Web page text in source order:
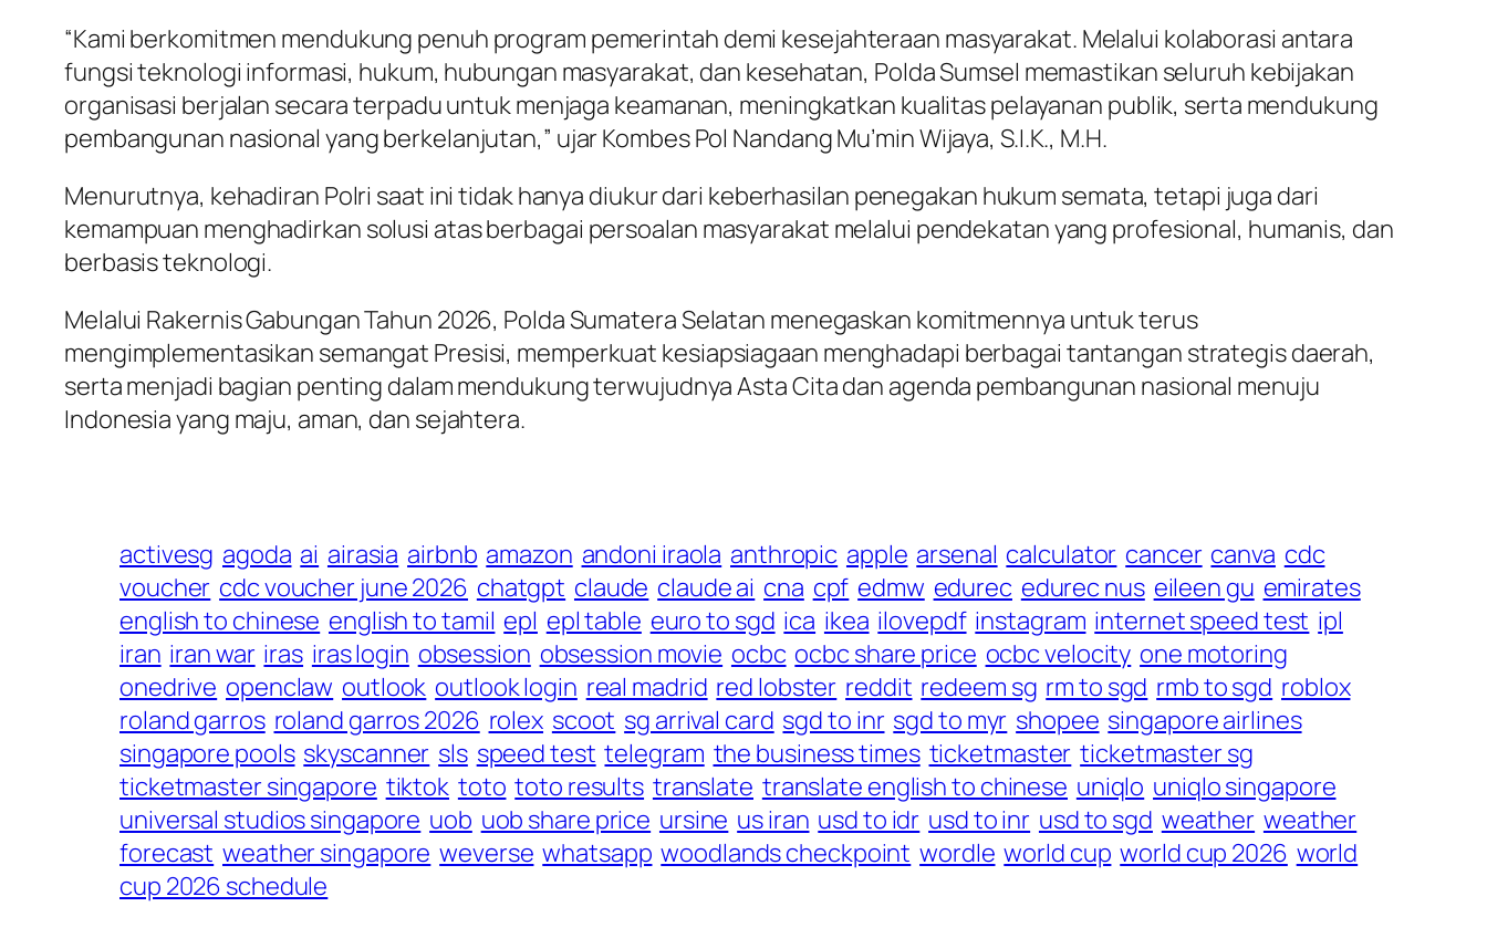
“Kami berkomitmen mendukung penuh program pemerintah demi kesejahteraan masyarakat. Melalui kolaborasi antara
fungsi teknologi informasi, hukum, hubungan masyarakat, dan kesehatan, Polda Sumsel memastikan seluruh kebijakan
organisasi berjalan secara terpadu untuk menjaga keamanan, meningkatkan kualitas pelayanan publik, serta mendukung
pembangunan nasional yang berkelanjutan,” ujar Kombes Pol Nandang Mu’min Wijaya, S.I.K., M.H.
Menurutnya, kehadiran Polri saat ini tidak hanya diukur dari keberhasilan penegakan hukum semata, tetapi juga dari
kemampuan menghadirkan solusi atas berbagai persoalan masyarakat melalui pendekatan yang profesional, humanis, dan
berbasis teknologi.
Melalui Rakernis Gabungan Tahun 2026, Polda Sumatera Selatan menegaskan komitmennya untuk terus
mengimplementasikan semangat Presisi, memperkuat kesiapsiagaan menghadapi berbagai tantangan strategis daerah,
serta menjadi bagian penting dalam mendukung terwujudnya Asta Cita dan agenda pembangunan nasional menuju
Indonesia yang maju, aman, dan sejahtera.
activesg agoda ai airasia airbnb amazon andoni iraola anthropic apple arsenal calculator cancer canva cdc
voucher cdc voucher june 2026 chatgpt claude claude ai cna cpf edmw edurec edurec nus eileen gu emirates
english to chinese english to tamil epl epl table euro to sgd ica ikea ilovepdf instagram internet speed test ipl
iran iran war iras iras login obsession obsession movie ocbc ocbc share price ocbc velocity one motoring
onedrive openclaw outlook outlook login real madrid red lobster reddit redeem sg rm to sgd rmb to sgd roblox
roland garros roland garros 2026 rolex scoot sg arrival card sgd to inr sgd to myr shopee singapore airlines
singapore pools skyscanner sls speed test telegram the business times ticketmaster ticketmaster sg
ticketmaster singapore tiktok toto toto results translate translate english to chinese uniqlo uniqlo singapore
universal studios singapore uob uob share price ursine us iran usd to idr usd to inr usd to sgd weather weather
forecast weather singapore weverse whatsapp woodlands checkpoint wordle world cup world cup 2026 world
cup 2026 schedule